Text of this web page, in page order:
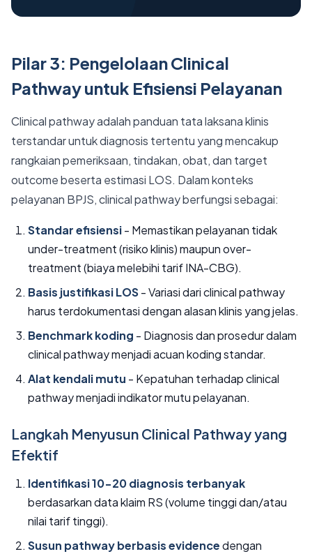
Pilar 3: Pengelolaan Clinical
Pathway untuk Efisiensi Pelayanan
Clinical pathway adalah panduan tata laksana klinis
terstandar untuk diagnosis tertentu yang mencakup
rangkaian pemeriksaan, tindakan, obat, dan target
outcome beserta estimasi LOS. Dalam konteks
pelayanan BPJS, clinical pathway berfungsi sebagai:
Standar efisiensi- Memastikan pelayanan tidak
under-treatment (risiko klinis) maupun over-
treatment (biaya melebihi tarif INA-CBG).
Basis justifikasi LOS- Variasi dari clinical pathway
harus terdokumentasi dengan alasan klinis yang jelas.
Benchmark koding - Diagnosis dan prosedur dalam
clinical pathway menjadi acuan koding standar.
Alat kendali mutu - Kepatuhan terhadap clinical
pathway menjadi indikator mutu pelayanan.
Langkah Menyusun Clinical Pathway yang
Efektif
Identifikasi 10-20 diagnosis terbanyak
berdasarkan data klaim RS (volume tinggi dan/atau
nilai tarif tinggi).
Susun pathway berbasis evidencedengan